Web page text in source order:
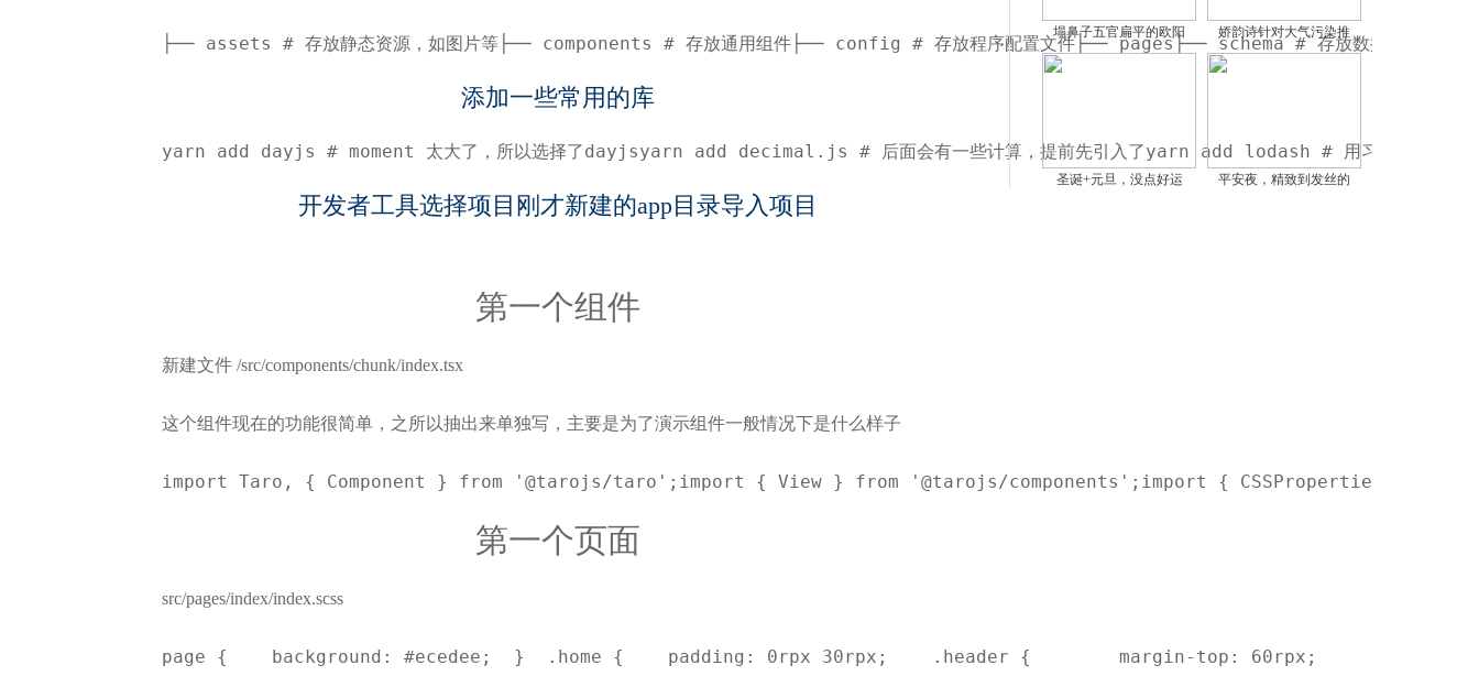
├── assets # 存放静态资源，如图片等├── components # 存放通用组件├── config # 存放程序配置文件├── pages├── schema # 存放数据结
添加一些常用的库
yarn add dayjs # moment 太大了，所以选择了dayjsyarn add decimal.js # 后面会有一些计算，提前先引入了yarn add lodash # 用习惯了虽然很多
开发者工具选择项目刚才新建的app目录导入项目
第一个组件
新建文件 /src/components/chunk/index.tsx
这个组件现在的功能很简单，之所以抽出来单独写，主要是为了演示组件一般情况下是什么样子
import Taro, { Component } from '@tarojs/taro';import { View } from '@tarojs/components';import { CSSProperties }
第一个页面
src/pages/index/index.scss
page {    background: #ecedee;  }  .home {    padding: 0rpx 30rpx;    .header {        margin-top: 60rpx;
塌鼻子五官扁平的欧阳 娇韵诗针对大气污染推
圣诞+元旦，没点好运 平安夜，精致到发丝的